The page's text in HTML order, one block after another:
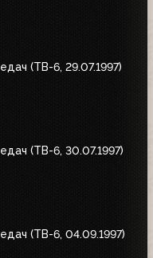
(ТВ-6, 29.07.1997)
(ТВ-6, 30.07.1997)
(ТВ-6, 04.09.1997)